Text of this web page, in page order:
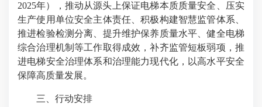
2025年），推动从源头上保证电梯本质质量安全、压实
生产使用单位安全主体责任、积极构建智慧监管体系、
推进检验检测分离、提升维护保养质量水平、健全电梯
综合治理机制等工作取得成效，补齐监管短板弱项，推
进电梯安全治理体系和治理能力现代化，以高水平安全
保障高质量发展。
三、行动安排